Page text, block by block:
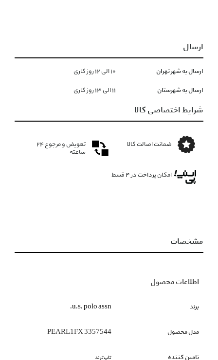
ارسال
ارسال به شهر تهران ١۰ الی ١۲ روز کاری
ارسال به شهرستان ١١ الی ١۳ روز کاری
شرایط اختصاصی کالا
ضمانت اصالت کالا
تعویض و مرجوع ۲۴
ساعته
امکان پرداخت در 4 قسط
مشخصات
اطلاعات محصول
برند u.s. polo assn.
مدل محصول PEARL1FX 3357544
تامین کننده تاپ‌ترند